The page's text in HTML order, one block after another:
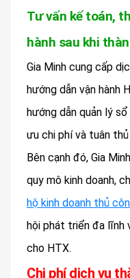
Tư vấn kế toán,
hành sau khi
Gia Minh cung cấp
hướng dẫn vận hành
hướng dẫn quản lý
ưu chi phí và tuân
Bên cạnh đó, Gia
quy mô kinh doanh,
hộ kinh doanh thủ
hội phát triển đa lĩnh
cho HTX.
Chi phí dịch vụ